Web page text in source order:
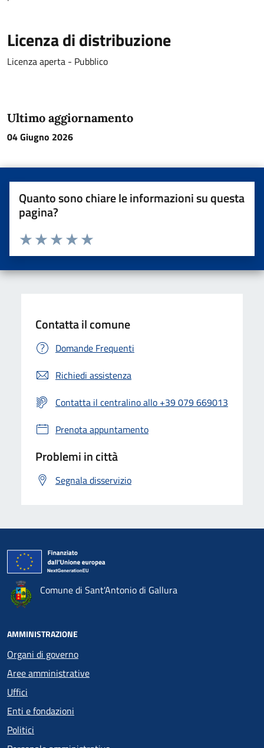
Licenza di distribuzione
Licenza aperta - Pubblico
Ultimo aggiornamento
04 Giugno 2026
Quanto sono chiare le informazioni su questa
pagina?
Valuta da 1 a 5 stelle la pagina
Valuta 5 stelle su 5
Valuta 4 stelle su 5
Valuta 3 stelle su 5
Valuta 2 stelle su 5
Valuta una stella su 5
Contatta il comune
Domande Frequenti
Richiedi assistenza
Contatta il centralino allo +39 079 669013
Prenota appuntamento
Problemi in città
Segnala disservizio
Comune di Sant'Antonio di Gallura
AMMINISTRAZIONE
Organi di governo
Aree amministrative
Uffici
Enti e fondazioni
Politici